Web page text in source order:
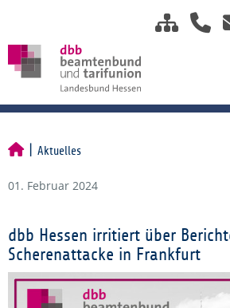
Aktuelles
01. Februar 2024
dbb Hessen irritiert über
Scherenattacke in Frankfurt